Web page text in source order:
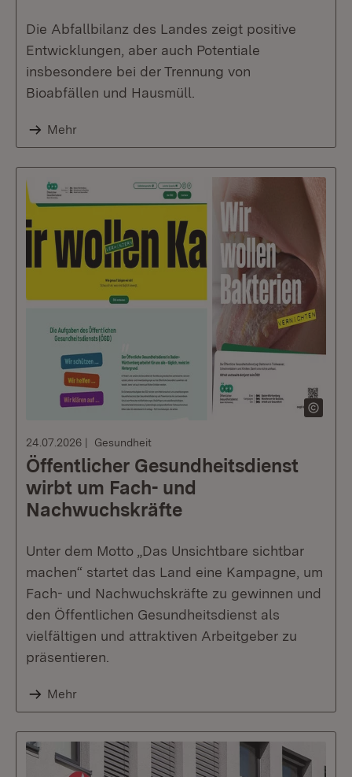
Die Abfallbilanz des Landes zeigt positive
Entwicklungen, aber auch Potentiale
insbesondere bei der Trennung von
Bioabfällen und Hausmüll.
Mehr
24.07.2026 Gesundheit
Öffentlicher Gesundheitsdienst
wirbt um Fach- und
Nachwuchskräfte
Unter dem Motto „Das Unsichtbare sichtbar
machen“ startet das Land eine Kampagne, um
Fach- und Nachwuchskräfte zu gewinnen und
den Öffentlichen Gesundheitsdienst als
vielfältigen und attraktiven Arbeitgeber zu
präsentieren.
Mehr